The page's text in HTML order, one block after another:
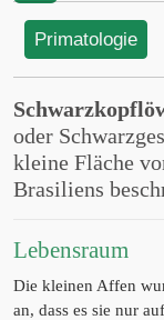
Primatologie
oder
kleine Fläche
Brasiliens
Lebensraum
Die kleinen Affen
an, dass es sie nur